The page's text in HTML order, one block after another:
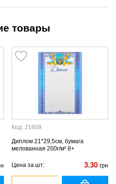
товары
Код: 21609
Диплом 21*29,5см, бумага
мелованная 200г/м² 8+
Цена за шт: 3.30 грн